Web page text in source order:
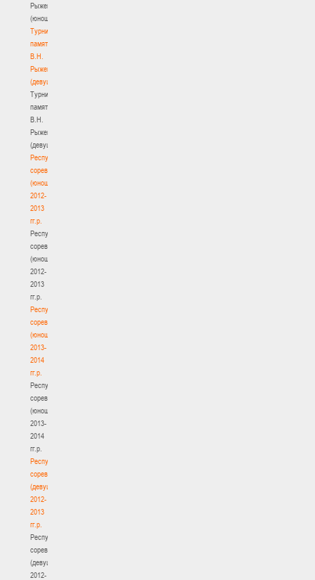
Рыженкова
(юноши)
Турнир
памяти
В.Н.
Рыженкова
(девушки)
Турнир
памяти
В.Н.
Рыженкова
(девушки)
Республиканские
соревнования
(юноши)
2012-
2013
гг.р.
Республиканские
соревнования
(юноши)
2012-
2013
гг.р.
Республиканские
соревнования
(юноши)
2013-
2014
гг.р.
Республиканские
соревнования
(юноши)
2013-
2014
гг.р.
Республиканские
соревнования
(девушки)
2012-
2013
гг.р.
Республиканские
соревнования
(девушки)
2012-